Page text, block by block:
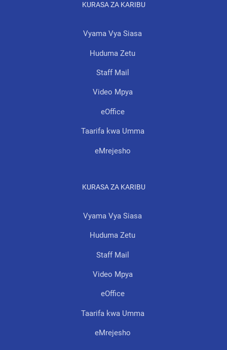
KURASA ZA KARIBU
Vyama Vya Siasa
Huduma Zetu
Staff Mail
Video Mpya
eOffice
Taarifa kwa Umma
eMrejesho
KURASA ZA KARIBU
Vyama Vya Siasa
Huduma Zetu
Staff Mail
Video Mpya
eOffice
Taarifa kwa Umma
eMrejesho